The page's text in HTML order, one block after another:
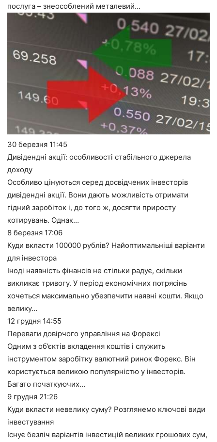
послуга – знеособлений металевий…
30 березня 11:45
Дивідендні акції: особливості стабільного джерела
доходу
Особливо цінуються серед досвідчених інвесторів
дивідендні акції. Вони дають можливість отримати
гідний заробіток і, до того ж, досягти приросту
котирувань. Однак…
8 березня 17:06
Куди вкласти 100000 рублів? Найоптимальніші варіанти
для інвестора
Іноді наявність фінансів не стільки радує, скільки
викликає тривогу. У період економічних потрясінь
хочеться максимально убезпечити наявні кошти. Якщо
велику…
12 грудня 14:55
Переваги довірчого управління на Форексі
Одним з об’єктів вкладення коштів і служить
інструментом заробітку валютний ринок Форекс. Він
користується великою популярністю у інвесторів.
Багато початкуючих…
9 грудня 21:26
Куди вкласти невелику суму? Розглянемо ключові види
інвестування
Існує безліч варіантів інвестицій великих грошових сум,